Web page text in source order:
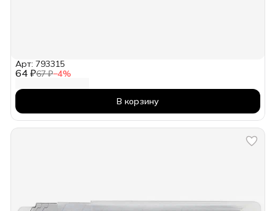
64 ₽67 ₽−4%
Арт: 793315
В корзину